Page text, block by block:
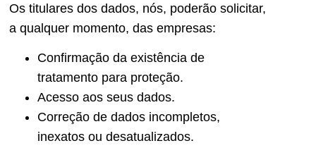
Os titulares dos dados, nós, poderão solicitar,
a qualquer momento, das empresas:
Confirmação da existência de
tratamento para proteção.
Acesso aos seus dados.
Correção de dados incompletos,
inexatos ou desatualizados.